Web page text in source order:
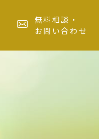
無料相談・
お問い合わせ